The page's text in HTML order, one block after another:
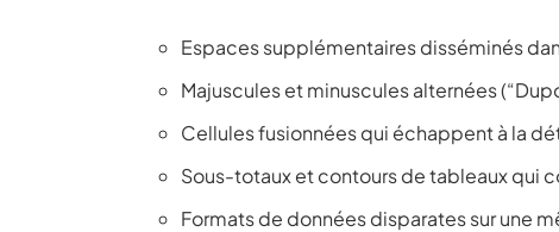
Espaces supplémentaires disséminés
Majuscules et minuscules alternées
Cellules fusionnées qui échappent à la
Sous-totaux et contours de tableaux qui
Formats de données disparates sur une